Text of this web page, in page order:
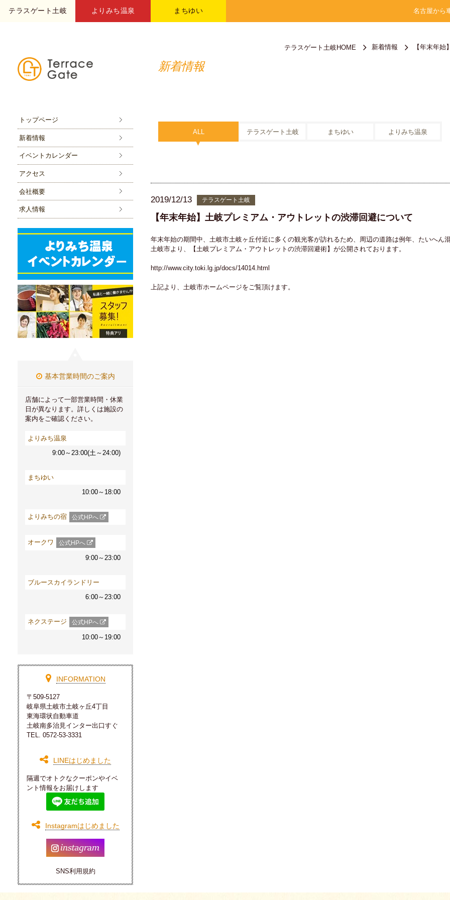
テラスゲート土岐 よりみち温泉 まちゆい 名古屋から
トップページ
新着情報
イベントカレンダー
アクセス
会社概要
求人情報
基本営業時間のご案内
店舗によって一部営業時間・休業
日が異なります。詳しくは施設の
案内をご確認ください。
よりみち温泉
9:00～23:00(土～24:00)
まちゆい
10:00～18:00
よりみちの宿 公式HPへ
オークワ 公式HPへ
9:00～23:00
ブルースカイランドリー
6:00～23:00
ネクステージ 公式HPへ
10:00～19:00
INFORMATION
〒509-5127
岐阜県土岐市土岐ヶ丘4丁目
東海環状自動車道
土岐南多治見インター出口すぐ
TEL. 0572-53-3331
LINEはじめました
隔週でオトクなクーポンやイベ
ント情報をお届け します
Instagramはじめました
SNS利用規約
テラスゲート土岐HOME 新着情報 【年末年
新着情報
ALL テラスゲート土岐 まちゆい よりみち温泉
2019/12/13 テラスゲート土岐
【年末年始】土岐プレミアム・アウトレットの渋滞回避について
年末年始の期間中、土岐市土岐ヶ丘付近に多くの観光客が訪れるため、周辺の道路は例年、たいへん混
土岐市より、【土岐プレミアム・アウトレットの渋滞回避術】が公開されております。
http://www.city.toki.lg.jp/docs/14014.html
上記より、土岐市ホームページをご覧頂けます。